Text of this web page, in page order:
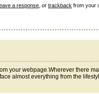
a response , or trackback from your
your webpage.Wherever there
almost everything from the